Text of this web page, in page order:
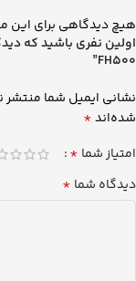
هیچ دیدگاهی برای
اولین نفری باشید که
FH500”
نشانی ایمیل شما
شده‌اند*
امتیاز شما *
دیدگاه شما *